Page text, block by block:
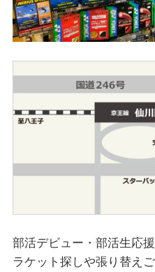
部活デビュー・部活生応援
ラケット探しや張り替え